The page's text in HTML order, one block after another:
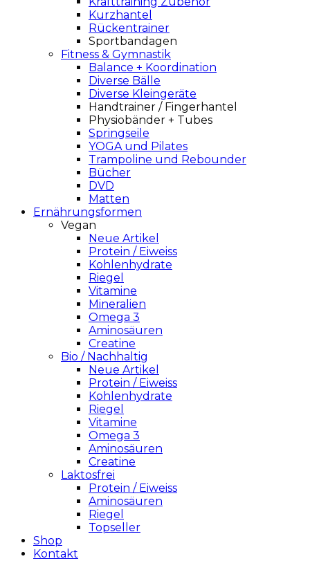
Kurzhantel
Rückentrainer
Sportbandagen
Fitness & Gymnastik
Balance + Koordination
Diverse Bälle
Diverse Kleingeräte
Handtrainer / Fingerhantel
Physiobänder + Tubes
Springseile
YOGA und Pilates
Trampoline und Rebounder
Bücher
DVD
Matten
Ernährungsformen
Vegan
Neue Artikel
Protein / Eiweiss
Kohlenhydrate
Riegel
Vitamine
Mineralien
Omega 3
Aminosäuren
Creatine
Bio / Nachhaltig
Neue Artikel
Protein / Eiweiss
Kohlenhydrate
Riegel
Vitamine
Omega 3
Aminosäuren
Creatine
Laktosfrei
Protein / Eiweiss
Aminosäuren
Riegel
Topseller
Shop
Kontakt